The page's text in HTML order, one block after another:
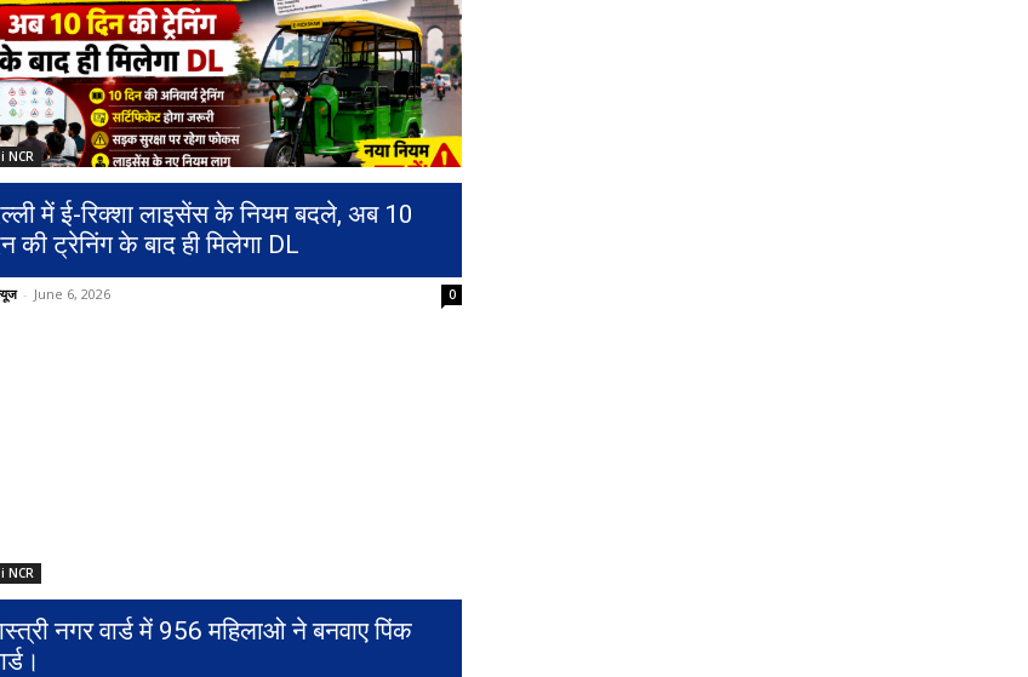
NCR
में ई-रिक्शा लाइसेंस के नियम बदले, अब 10
की ट्रेनिंग के बाद ही मिलेगा DL
- June 6, 2026 0
NCR
नगर वार्ड में 956 महिलाओ ने बनवाए पिंक